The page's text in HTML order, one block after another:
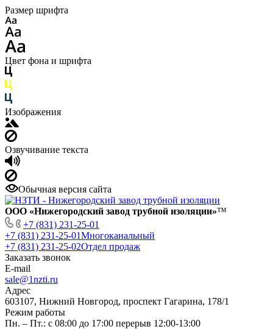
Размер шрифта
Цвет фона и шрифта
Изображения
Озвучивание текста
Обычная версия сайта
ООО «Нижегородский завод трубной изоляции»™
+7 (831) 231-25-01
+7 (831) 231-25-01Многоканальный
+7 (831) 231-25-02Отдел продаж
Заказать звонок
E-mail
sale@1nzti.ru
Адрес
603107, Нижний Новгород, проспект Гагарина, 178/1
Режим работы
Пн. – Пт.: с 08:00 до 17:00 перерыв 12:00-13:00